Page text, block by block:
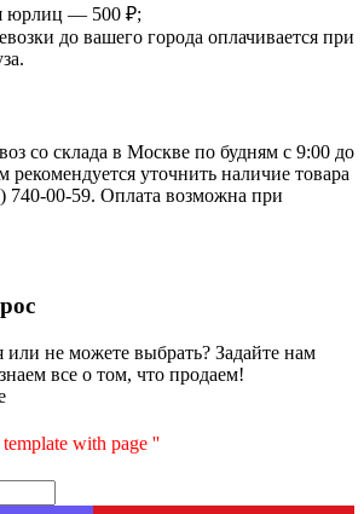
юрлиц — 500 ₽;
до вашего города оплачивается при
со склада в Москве по будням с 9:00 до
рекомендуется уточнить наличие товара
740-00-59. Оплата возможна при
или не можете выбрать? Задайте нам
все о том, что продаем!
with page ''